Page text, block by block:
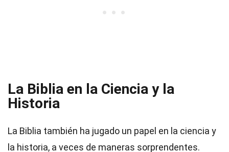
La Biblia en la Ciencia y la
Historia
La Biblia también ha jugado un papel en la ciencia y
la historia, a veces de maneras sorprendentes.